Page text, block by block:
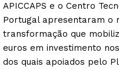
APICCAPS e o Centro
Portugal apresentaram o
transformação que
euros em investimento
dos quais apoiados pelo